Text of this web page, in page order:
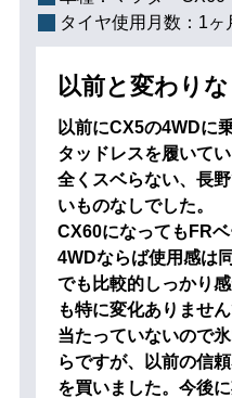
タイヤ使用月数： 1ヶ
以前と変わりな
以前にCX5の4WDに
タッドレスを履いて
全くスベらない、長
いものなしでした。
CX60になってもFR
4WDならば使用感は
でも比較的しっかり
も特に変化ありませ
当たっていないので
らですが、以前の信
を買いました。今後